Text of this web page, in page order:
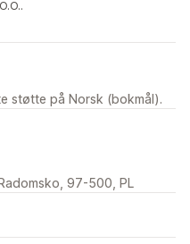
støtte på Norsk (bokmål).
97-500, PL